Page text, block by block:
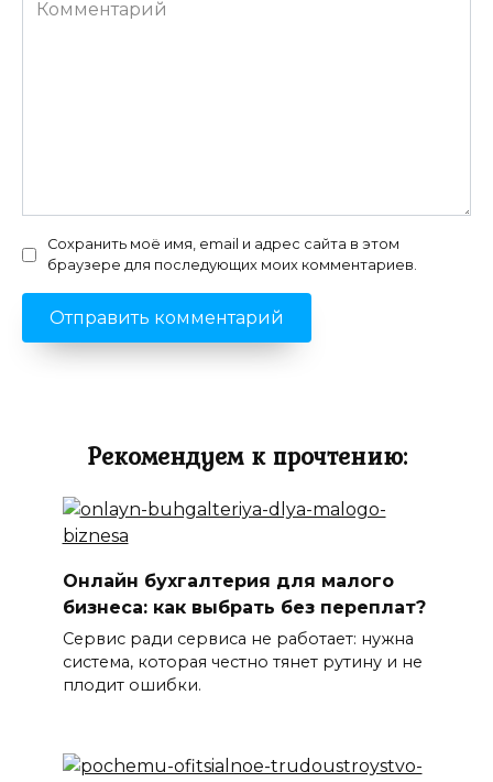
Сохранить моё имя, email и адрес сайта в этом
браузере для последующих моих комментариев.
Рекомендуем к прочтению:
Онлайн бухгалтерия для малого
бизнеса: как выбрать без переплат?
Сервис ради сервиса не работает: нужна
система, которая честно тянет рутину и не
плодит ошибки.